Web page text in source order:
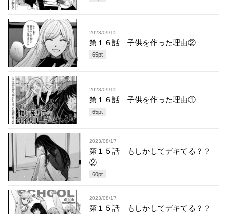
2023/09/15
第１６話 子供を作った理由②
65pt
2023/09/15
第１６話 子供を作った理由①
65pt
2023/08/17
第１５話 もしかしてデキてる？？
②
60pt
2023/08/17
第１５話 もしかしてデキてる？？